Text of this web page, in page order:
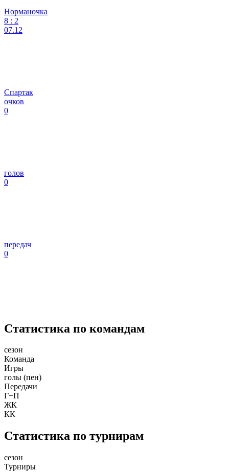
Норманочка
8 : 2
07.12
Спартак
очков
0
голов
0
передач
0
Статистика по командам
сезон
Команда
Игры
голы (пен)
Передачи
Г+П
ЖК
КК
Статистика по турнирам
сезон
Турниры